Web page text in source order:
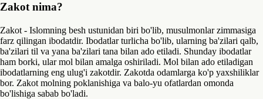
Zakot nima?
Zakot - Islomning besh ustunidan biri bo'lib, musulmonlar zimmasiga
farz qilingan ibodatdir. Ibodatlar turlicha bo'lib, ularning ba'zilari qalb,
ba'zilari til va yana ba'zilari tana bilan ado etiladi. Shunday ibodatlar
ham borki, ular mol bilan amalga oshiriladi. Mol bilan ado etiladigan
ibodatlarning eng ulug'i zakotdir. Zakotda odamlarga ko'p yaxshiliklar
bor. Zakot molning poklanishiga va balo-yu ofatlardan omonda
bo'lishiga sabab bo'ladi.